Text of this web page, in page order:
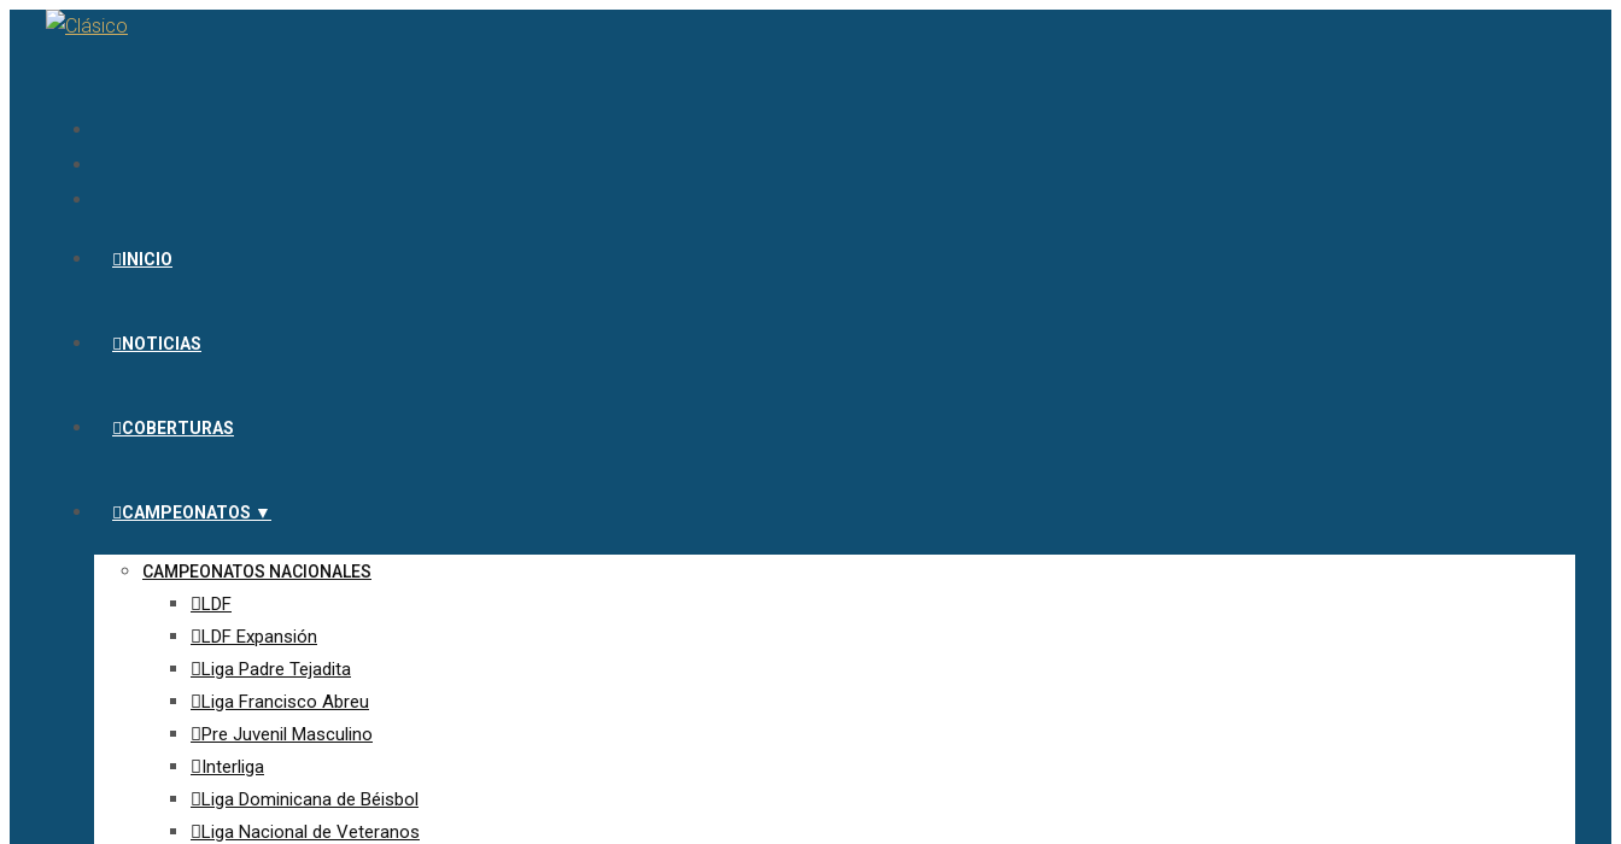
INICIO
NOTICIAS
COBERTURAS
CAMPEONATOS ▼
CAMPEONATOS NACIONALES
LDF
LDF Expansión
Liga Padre Tejadita
Liga Francisco Abreu
Pre Juvenil Masculino
Interliga
Liga Dominicana de Béisbol
Liga Nacional de Veteranos